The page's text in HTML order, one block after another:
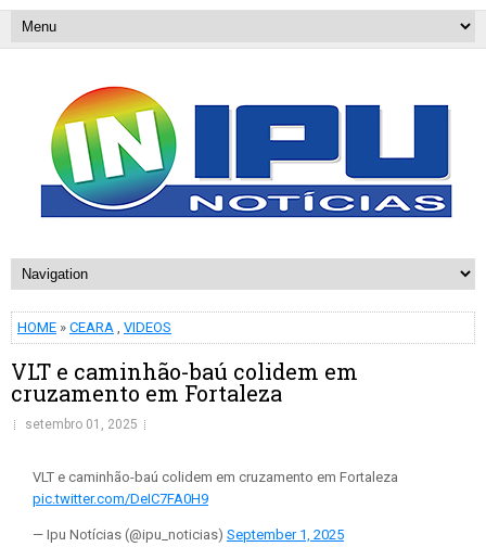
HOME » CEARA , VIDEOS
VLT e caminhão-baú colidem em
cruzamento em Fortaleza
setembro 01, 2025
VLT e caminhão-baú colidem em cruzamento em Fortaleza
pic.twitter.com/DeIC7FA0H9
— Ipu Notícias (@ipu_noticias) September 1, 2025